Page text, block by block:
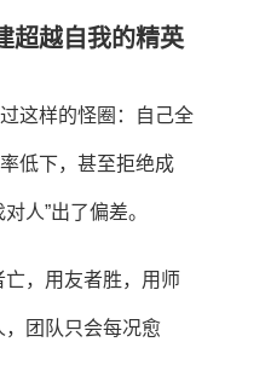
超越自我的精英
这样的怪圈：自己全
低下，甚至拒绝成
人”出了偏差。
亡，用友者胜，用师
，团队只会每况愈